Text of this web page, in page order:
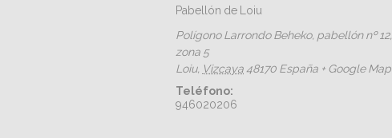
Pabellón de Loiu
Polígono Larrondo Beheko, pabellón nº 12,
zona 5
Loiu, Vizcaya 48170 España + Google Map
Teléfono:
946020206